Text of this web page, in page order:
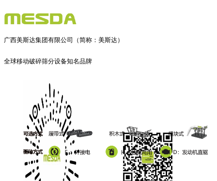
广西美斯达集团有限公司（简称：美斯达）
全球移动破碎筛分设备知名品牌